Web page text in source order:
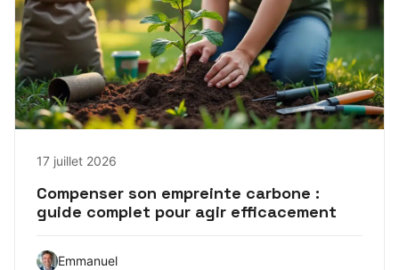
17 juillet 2026
Compenser son empreinte carbone :
guide complet pour agir efficacement
Emmanuel